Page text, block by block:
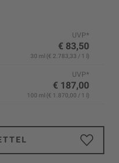
UVP*
€ 83,50
30 ml (€ 2.783,33 / 1 l)
UVP*
€ 187,00
100 ml (€ 1.870,00 / 1 l)